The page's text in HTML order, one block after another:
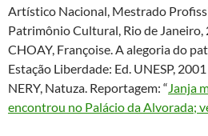
Artístico Nacional, Mestrado
Patrimônio Cultural, Rio de Janeiro,
CHOAY, Françoise. A alegoria do
Estação Liberdade: Ed. UNESP, 2001
NERY, Natuza. Reportagem: “Janja
encontrou no Palácio da Alvorada;